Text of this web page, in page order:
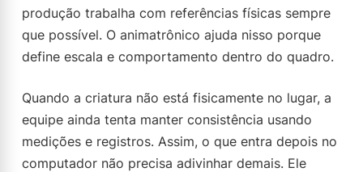
produção trabalha com referências físicas sempre
que possível. O animatrônico ajuda nisso porque
define escala e comportamento dentro do quadro.
Quando a criatura não está fisicamente no lugar, a
equipe ainda tenta manter consistência usando
medições e registros. Assim, o que entra depois no
computador não precisa adivinhar demais. Ele